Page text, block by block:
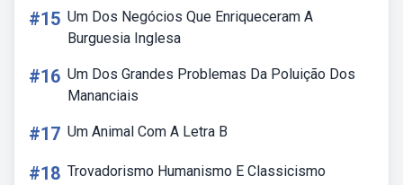
#15 Um Dos Negócios Que Enriqueceram A
Burguesia Inglesa
#16 Um Dos Grandes Problemas Da Poluição Dos
Mananciais
#17 Um Animal Com A Letra B
#18 Trovadorismo Humanismo E Classicismo